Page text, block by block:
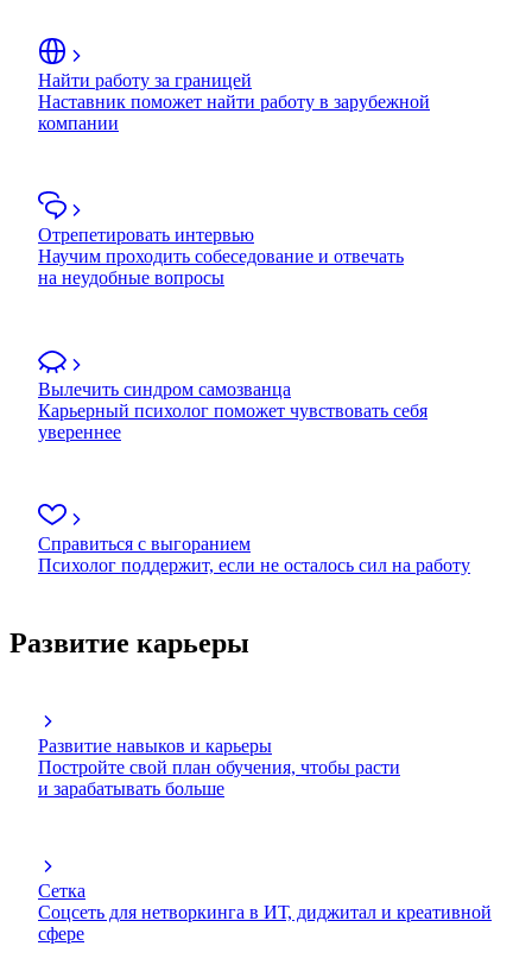
Найти работу за границей
Наставник поможет найти работу в зарубежной
компании
Отрепетировать интервью
Научим проходить собеседование и отвечать
на неудобные вопросы
Вылечить синдром самозванца
Карьерный психолог поможет чувствовать себя
увереннее
Справиться с выгоранием
Психолог поддержит, если не осталось сил на работу
Развитие карьеры
Развитие навыков и карьеры
Постройте свой план обучения, чтобы расти
и зарабатывать больше
Сетка
Соцсеть для нетворкинга в ИТ, диджитал и креативной
сфере